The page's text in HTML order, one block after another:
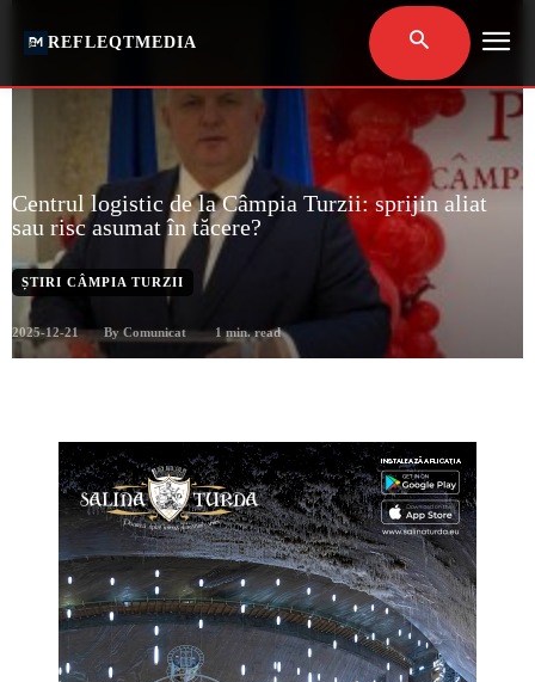
REFLEQTMEDIA
Centrul logistic de la Câmpia Turzii: sprijin aliat
sau risc asumat în tăcere?
ȘTIRI CÂMPIA TURZII
2025-12-21 By Comunicat 1min. read